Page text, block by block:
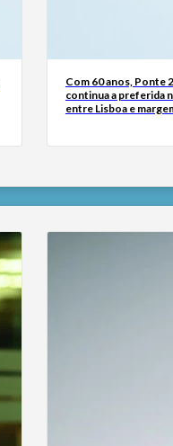
Com 60 anos, Ponte
continua a preferida
entre Lisboa e